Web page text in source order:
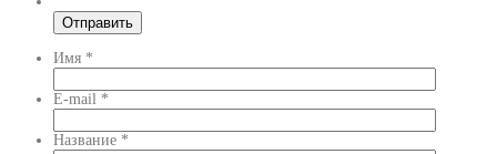
Имя *
E-mail *
Название *